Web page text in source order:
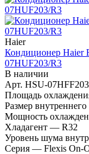
Haier
Кондиционер Haier
07HUF203/R3
В наличии
Арт. HSU-
Площадь
Размер
Мощность
Хладагент — R32
Уровень шума
Серия — Flexis On-